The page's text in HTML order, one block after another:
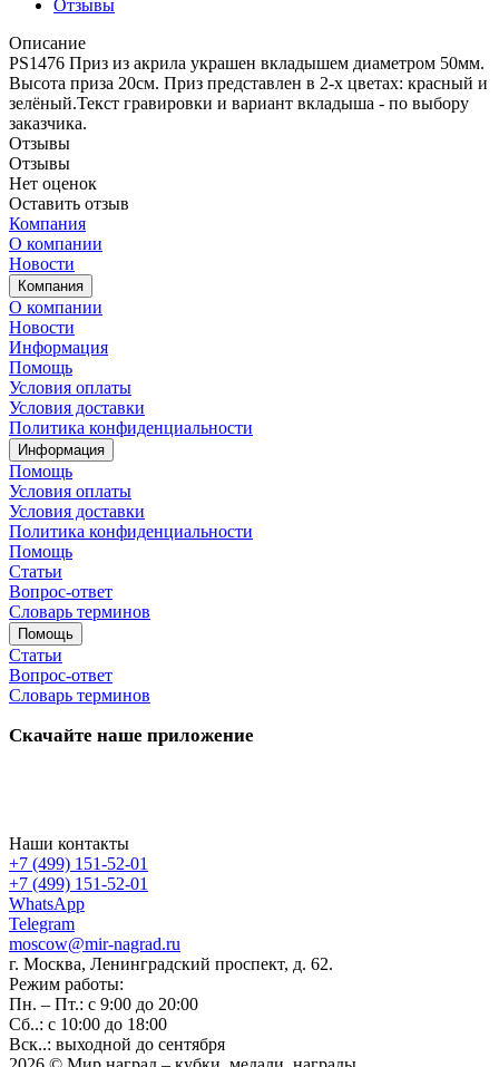
Отзывы
Описание
PS1476 Приз из акрила украшен вкладышем диаметром 50мм.
Высота приза 20см. Приз представлен в 2-х цветах: красный и
зелёный.Текст гравировки и вариант вкладыша - по выбору
заказчика.
Отзывы
Отзывы
Нет оценок
Оставить отзыв
Компания
О компании
Новости
Компания
О компании
Новости
Информация
Помощь
Условия оплаты
Условия доставки
Политика конфиденциальности
Информация
Помощь
Условия оплаты
Условия доставки
Политика конфиденциальности
Помощь
Статьи
Вопрос-ответ
Словарь терминов
Помощь
Статьи
Вопрос-ответ
Словарь терминов
Скачайте наше приложение
Наши контакты
+7 (499) 151-52-01
+7 (499) 151-52-01
WhatsApp
Telegram
moscow@mir-nagrad.ru
г. Москва, Ленинградский проспект, д. 62.
Режим работы:
Пн. – Пт.: с 9:00 до 20:00
Сб..: с 10:00 до 18:00
Вск..: выходной до сентября